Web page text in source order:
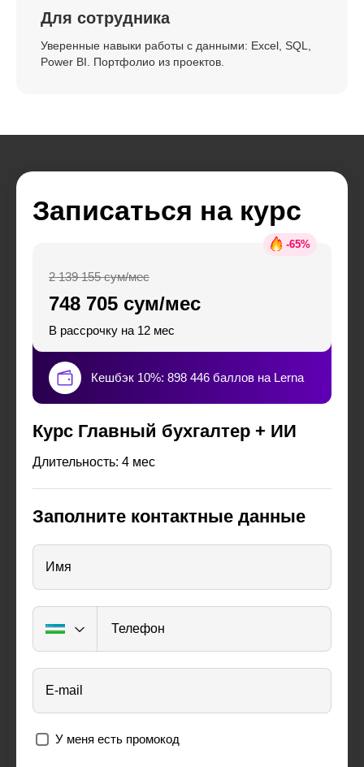
Для сотрудника
Уверенные навыки работы с данными: Excel, SQL,
Power BI. Портфолио из проектов.
Записаться на курс
-65%
748 705 сум/мес
2 139 155 сум/мес
В рассрочку на 12 мес
Кешбэк 10%: 898 446 баллов на Lerna
Курс Главный бухгалтер + ИИ
Длительность: 4 мес
Заполните контактные данные
Имя
Телефон
E-mail
У меня есть промокод